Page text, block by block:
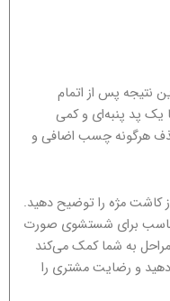
نتیجه پس از اتمام
یک پد پنبه‌ای و کمی
حذف هرگونه چسب اضافی و
کاشت مژه را توضیح دهید.
برای شستشوی صورت
به شما کمک می‌کند
دهید و رضایت مشتری را